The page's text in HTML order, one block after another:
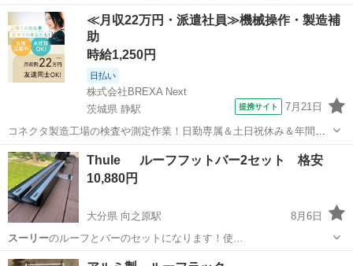
間車に設置していたものを取り外したものですので、まだまだ仕様は
可能ですが、傷や汚れ、などは使用年数相応にありますので完璧なも
のを求める方はご遠慮ください。
大阪 大阪市 新森古市駅 キャリア、ラック
ルーフレール
≪月収22万円・派遣社員≫機械操作・製造補
助
時給1,250円
日払い
株式会社BREXA Next
茨城県 静駅
提携サイト 7月21日
コネクタ製造工場の検査や測定作業！日勤専属＆土日祝休み＆年間休
日128日★クリーンルーム内作業★マイカー通勤OK＆無料駐車場あり
★就業先食堂利用可！日払い制度あり！《茨城県常陸大宮市》 人気の
工場のお仕事 ◇コネクタ製造工...
茨城 常陸大宮市
Thule ルーフフットバー2セット 格安
10,880円
大分県 向之原駅
8月6日
スーリーのルーフとバーのセットになります！使…
大分 由布市 向之原駅 外装、車外用品